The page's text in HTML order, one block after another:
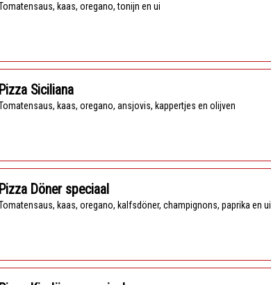
Tomatensaus, kaas, oregano, tonijn en ui
Pizza Siciliana
Tomatensaus, kaas, oregano, ansjovis, kappertjes en olijven
Pizza Döner speciaal
Tomatensaus, kaas, oregano, kalfsdöner, champignons, paprika en ui